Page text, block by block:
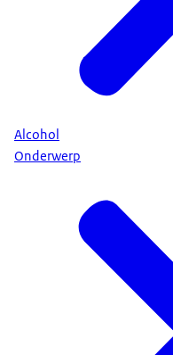
Alcohol
Onderwerp